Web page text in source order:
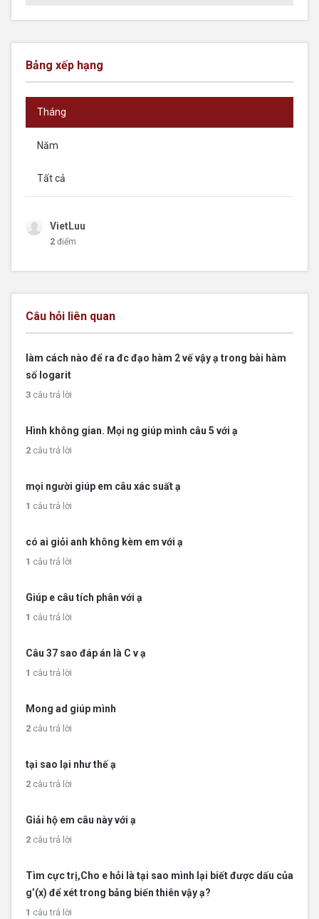
Bảng xếp hạng
Tháng
Năm
Tất cả
VietLuu
2 điểm
Câu hỏi liên quan
làm cách nào để ra đc đạo hàm 2 vế vậy ạ trong bài hàm
số logarit
3 câu trả lời
Hình không gian. Mọi ng giúp mình câu 5 với ạ
2 câu trả lời
mọi người giúp em câu xác suất ạ
1 câu trả lời
có ai giỏi anh không kèm em với ạ
1 câu trả lời
Giúp e câu tích phân với ạ
1 câu trả lời
Câu 37 sao đáp án là C v ạ
1 câu trả lời
Mong ad giúp mình
2 câu trả lời
tại sao lại như thế ạ
2 câu trả lời
Giải hộ em câu này với ạ
2 câu trả lời
Tìm cực trị,Cho e hỏi là tại sao mình lại biết được dấu của
g’(x) để xét trong bảng biến thiên vậy ạ?
1 câu trả lời